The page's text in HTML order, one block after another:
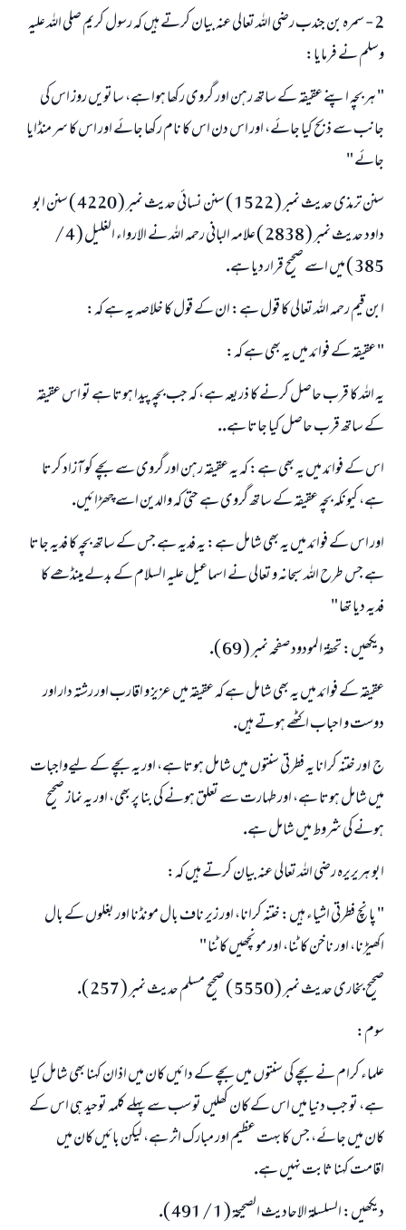
2 - سمرہ بن جندب رضى اللہ تعالى عنہ بيان كرتے ہيں كہ رسول كريم صلى اللہ عليہ
وسلم نے فرمايا:
" ہر بچہ اپنے عقيقہ كے ساتھ رہن اور گروى ركھا ہوا ہے، ساتويں روز اس كى
جانب سے ذبح كيا جائے، اور اس دن اس كا نام ركھا جائے اور اس كا سر منڈايا
جائے "
سنن ترمذى حديث نمبر ( 1522 ) سنن نسائى حديث نمبر ( 4220 ) سنن ابو
داود حديث نمبر ( 2838 ) علامہ البانى رحمہ اللہ نے الارواء الغليل ( 4 /
385 ) ميں اسے صحيح قرار ديا ہے.
ابن قيم رحمہ اللہ تعالى كا قول ہے: ان كے قول كا خلاصہ يہ ہے كہ:
" عقيقہ كے فوائد ميں يہ بھى ہے كہ:
يہ اللہ كا قرب حاصل كرنے كا ذريعہ ہے، كہ جب بچہ پيدا ہوتا ہے تو اس عقيقہ
كے ساتھ قرب حاصل كيا جاتا ہے..
اس كے فوائد ميں يہ بھى ہے: كہ يہ عقيقہ رہن اور گروى سے بچے كو آزاد كرتا
ہے، كيونكہ بچہ عقيقہ كے ساتھ گروى ہے حتى كہ والدين اسے چھڑائيں.
اور اس كے فوائد ميں يہ بھى شامل ہے: يہ فديہ ہے جس كے ساتھ بچہ كا فديہ جاتا
ہے جس طرح اللہ سبحانہ و تعالى نے اسماعيل عليہ السلام كے بدلے مينڈھے كا
فديہ ديا تھا "
ديكھيں: تحفۃ المودود صفحہ نمبر ( 69 ).
عقيقہ كے فوائد ميں يہ بھى شامل ہے كہ عقيقہ ميں عزيز و اقارب اور رشتہ دار اور
دوست و احباب اكٹھے ہوتے ہيں.
ج ـ اور ختنہ كرانا يہ فطرتى سنتوں ميں شامل ہوتا ہے، اور يہ بچے كے ليےواجبات
ميں شامل ہوتا ہے، اور طہارت سے تعلق ہونے كى بنا پر بھى، اور يہ نماز صحيح
ہونے كى شروط ميں شامل ہے.
ابو ہريريرہ رضى اللہ تعالى عنہ بيان كرتے ہيں كہ:
" پانچ فطرتى اشياء ہيں: ختنہ كرانا، اور زير ناف بال مونڈنا اور بغلوں كے بال
اكھيڑنا، اور ناخن كاٹنا، اور مونچھيں كاٹنا "
صحيح بخارى حديث نمبر ( 5550 ) صحيح مسلم حديث نمبر ( 257 ).
سوم:
علماء كرام نے بچے كى سنتوں ميں بچے كے دائيں كان ميں اذان كہنا بھى شامل كيا
ہے، تو جب دنيا ميں اس كے كان كھليں تو سب سے پہلے كلمہ توحيد ہى اس كے
كان ميں جائے، جس كا بہت عظيم اور مبارك اثر ہے، ليكن بائيں كان ميں
اقامت كہنا ثابت نہيں ہے.
ديكھيں: السلسلۃ الاحاديث الصحيحۃ ( 1 / 491 ).